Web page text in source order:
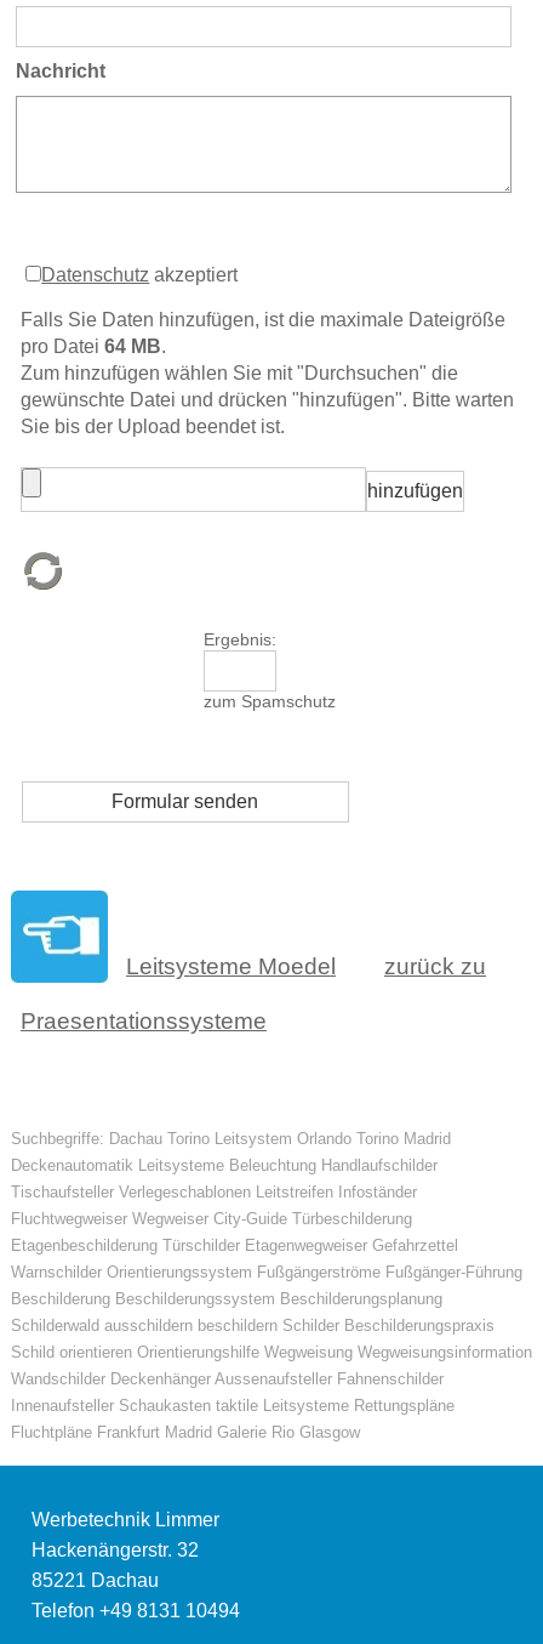
Nachricht
Datenschutz akzeptiert
Falls Sie Daten hinzufügen, ist die maximale Dateigröße
pro Datei 64 MB.
Zum hinzufügen wählen Sie mit "Durchsuchen" die
gewünschte Datei und drücken "hinzufügen". Bitte warten
Sie bis der Upload beendet ist.
Ergebnis:
zum Spamschutz
Leitsysteme Moedel zurück zu
Praesentationssysteme
Suchbegriffe: Dachau Torino Leitsystem Orlando Torino Madrid
Deckenautomatik Leitsysteme Beleuchtung Handlaufschilder
Tischaufsteller Verlegeschablonen Leitstreifen Infoständer
Fluchtwegweiser Wegweiser City-Guide Türbeschilderung
Etagenbeschilderung Türschilder Etagenwegweiser Gefahrzettel
Warnschilder Orientierungssystem Fußgängerströme Fußgänger-Führung
Beschilderung Beschilderungssystem Beschilderungsplanung
Schilderwald ausschildern beschildern Schilder Beschilderungspraxis
Schild orientieren Orientierungshilfe Wegweisung Wegweisungsinformation
Wandschilder Deckenhänger Aussenaufsteller Fahnenschilder
Innenaufsteller Schaukasten taktile Leitsysteme Rettungspläne
Fluchtpläne Frankfurt Madrid Galerie Rio Glasgow
Werbetechnik Limmer
Hackenängerstr. 32
85221 Dachau
Telefon+49 8131 10494